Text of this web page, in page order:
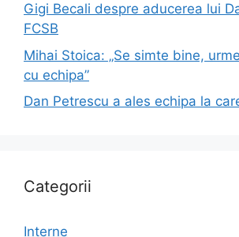
Gigi Becali despre aducerea lui
FCSB
Mihai Stoica: „Se simte bine,
cu echipa”
Dan Petrescu a ales echipa la
Categorii
Interne